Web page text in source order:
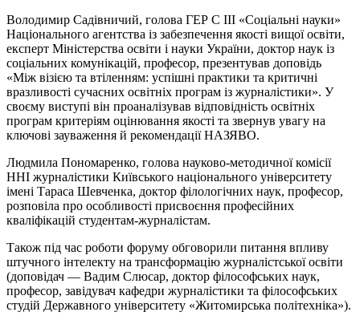
Володимир Садівничий, голова ГЕР С III «Соціальні науки»
Національного агентства із забезпечення якості вищої освіти,
експерт Міністерства освіти і науки України, доктор наук із
соціальних комунікацій, професор, презентував доповідь
«Між візією та втіленням: успішні практики та критичні
вразливості сучасних освітніх програм із журналістики». У
своєму виступі він проаналізував відповідність освітніх
програм критеріям оцінювання якості та звернув увагу на
ключові зауваження й рекомендації НАЗЯВО.
Людмила Пономаренко, голова науково-методичної комісії
ННІ журналістики Київського національного університету
імені Тараса Шевченка, доктор філологічних наук, професор,
розповіла про особливості присвоєння професійних
кваліфікацій студентам-журналістам.
Також під час роботи форуму обговорили питання впливу
штучного інтелекту на трансформацію журналістської освіти
(доповідач — Вадим Слюсар, доктор філософських наук,
професор, завідувач кафедри журналістики та філософських
студій Державного університету «Житомирська політехніка»).